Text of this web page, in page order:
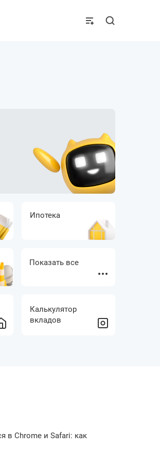
Ипотека
Кредитная
Срочные
займы
Показать все
Калькулятор
вкладов
в Chrome и Safari: как